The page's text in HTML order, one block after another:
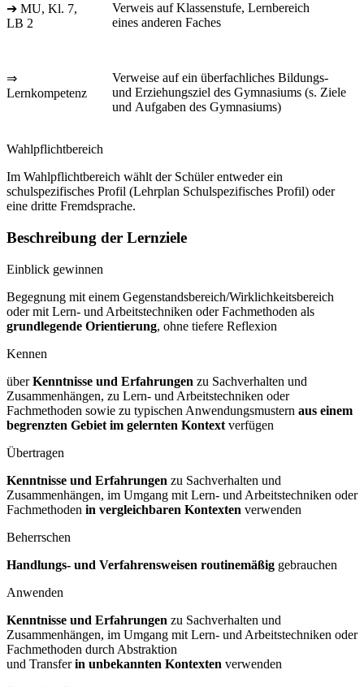
➔ MU, Kl. 7,
LB 2
Verweis auf Klassenstufe, Lernbereich
eines anderen Faches
⇒
Lernkompetenz
Verweise auf ein überfachliches Bildungs-
und Erziehungsziel des Gymnasiums (s. Ziele
und Aufgaben des Gymnasiums)
Wahlpflichtbereich
Im Wahlpflichtbereich wählt der Schüler entweder ein
schulspezifisches Profil (Lehrplan Schulspezifisches Profil) oder
eine dritte Fremdsprache.
Beschreibung der Lernziele
Einblick gewinnen
Begegnung mit einem Gegenstandsbereich/Wirklichkeitsbereich
oder mit Lern- und Arbeitstechniken oder Fachmethoden als
grundlegende Orientierung, ohne tiefere Reflexion
Kennen
überKenntnisse und Erfahrungen zu Sachverhalten und
Zusammenhängen, zu Lern- und Arbeitstechniken oder
Fachmethoden sowie zu typischen Anwendungsmustern aus einem
begrenzten Gebiet im gelernten Kontext verfügen
Übertragen
Kenntnisse und Erfahrungen zu Sachverhalten und
Zusammenhängen, im Umgang mit Lern- und Arbeitstechniken oder
Fachmethoden in vergleichbaren Kontexten verwenden
Beherrschen
Handlungs- und Verfahrensweisen routinemäßig gebrauchen
Anwenden
Kenntnisse und Erfahrungen zu Sachverhalten und
Zusammenhängen, im Umgang mit Lern- und Arbeitstechniken oder
Fachmethoden durch Abstraktion
und Transferin unbekannten Kontexten verwenden